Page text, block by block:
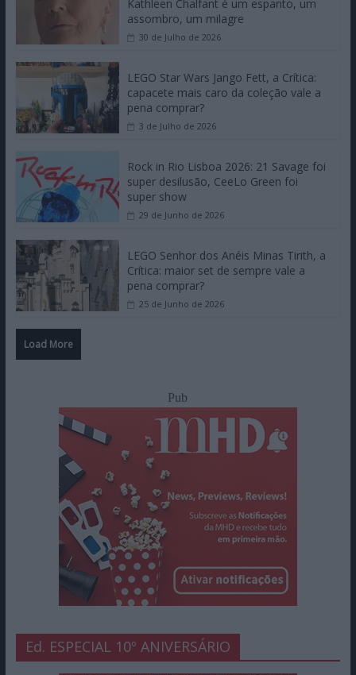
Kathleen Chalfant é um espanto, um
assombro, um milagre
30 de Julho de 2026
LEGO Star Wars Jango Fett, a Crítica:
capacete mais caro da coleção vale a
pena comprar?
3 de Julho de 2026
Rock in Rio Lisboa 2026: 21 Savage foi
super desilusão, CeeLo Green foi
super show
29 de Junho de 2026
LEGO Senhor dos Anéis Minas Tirith, a
Crítica: maior set de sempre vale a
pena comprar?
25 de Junho de 2026
Load More
Pub
Ed. ESPECIAL 10º ANIVERSÁRIO